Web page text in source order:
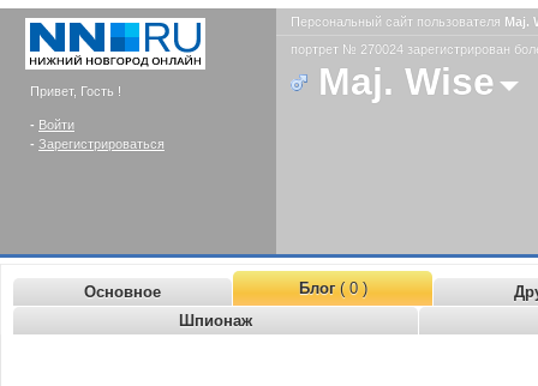
Привет, Гость !
- Войти
- Зарегистрироваться
Персональный сайт пользователя Maj.
портрет № 270024 зарегистрирован
Maj. Wise
Основное Блог( 0 )
Шпионаж